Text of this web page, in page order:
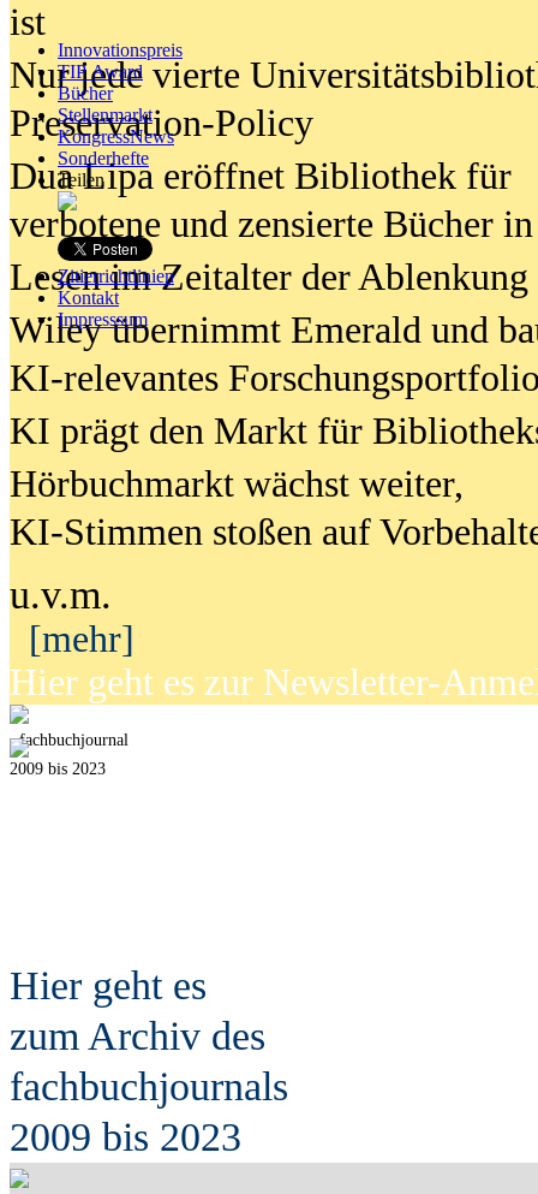
Innovationspreis
TIP Award
Bücher
Stellenmarkt
KongressNews
Sonderhefte
Teilen
Zitierrichtlinien
Kontakt
Impresssum
ist
Nur jede vierte
Preservation-Policy
Dua Lipa eröffnet Bibliothek für
verbotene und zensierte Bücher
Lesen im Zeitalter der Ablenkung
Wiley übernimmt Emerald und
KI-relevantes
KI prägt den Markt für
Hörbuchmarkt wächst weiter,
KI-Stimmen stoßen auf
u.v.m.
[mehr]
Hier geht es zur Newsletter-
fachbuchjournal
2009 bis 2023
Hier geht es
zum Archiv des
fachbuchjournals
2009 bis 2023